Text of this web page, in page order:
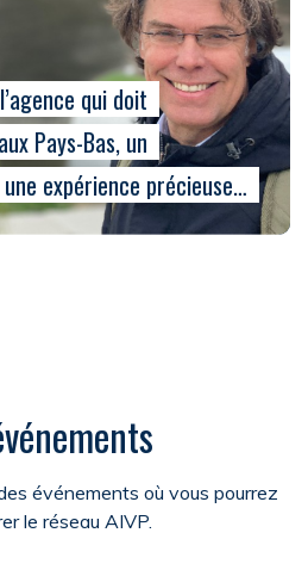
qui doit
Pays-Bas, un
expérience précieuse…
événements où vous pourrez
le réseau AIVP.